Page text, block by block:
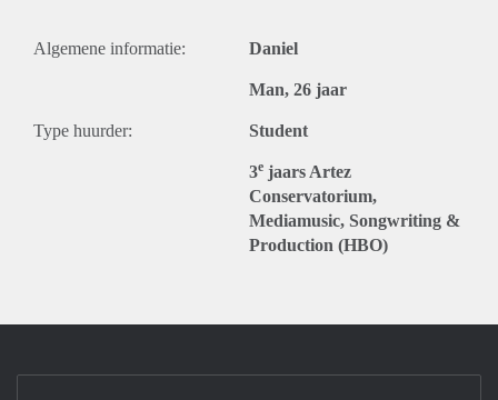
Algemene informatie: Daniel
Man, 26 jaar
Type huurder: Student
3e jaars Artez
Conservatorium,
Mediamusic, Songwriting &
Production (HBO)